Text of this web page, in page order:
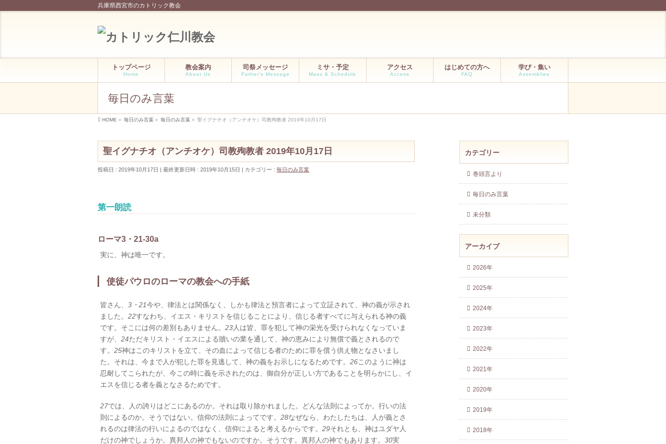
兵庫県西宮市のカトリック教会
トップページ
Home
教会案内
About Us
司祭メッセージ
Father’s Message
ミサ・予定
Mass & Schedule
アクセス
Access
はじめての方へ
FAQ
学び・集い
Assemblies
毎日のみ言葉
HOME » 毎日のみ言葉 » 毎日のみ言葉 » 聖イグナチオ（アンチオケ）司教殉教者 2019年10月17日
聖イグナチオ（アンチオケ）司教殉教者 2019年10月17日
投稿日 : 2019年10月17日 最終更新日時 : 2019年10月15日 カテゴリー : 毎日のみ言葉
第一朗読
ローマ3・21-30a
実に、神は唯一です。
使徒パウロのローマの教会への手紙
皆さん、 3・21今や、律法とは関係なく、しかも律法と預言者によって立証されて、神の義が示され
ました。 22すなわち、イエス・キリストを信じることにより、信じる者すべてに与えられる神の義
です。そこには何の差別もありません。 23人は皆、罪を犯して神の栄光を受けられなくなっていま
すが、 24ただキリスト・イエスによる贖いの業を通して、神の恵みにより無償で義とされるので
す。 25神はこのキリストを立て、その血によって信じる者のために罪を償う供え物となさいまし
た。それは、今まで人が犯した罪を見逃して、神の義をお示しになるためです。 26このように神は
忍耐してこられたが、今この時に義を示されたのは、御自分が正しい方であることを明らかにし、イ
エスを信じる者を義となさるためです。
27では、人の誇りはどこにあるのか。それは取り除かれました。どんな法則によってか。行いの法
則によるのか。そうではない。信仰の法則によってです。 28なぜなら、わたしたちは、人が義とさ
れるのは律法の行いによるのではなく、信仰によると考えるからです。 29それとも、神はユダヤ人
だけの神でしょうか。異邦人の神でもないのですか。そうです。異邦人の神でもあります。 30実
カテゴリー
巻頭言より
毎日のみ言葉
未分類
アーカイブ
2026年
2025年
2024年
2023年
2022年
2021年
2020年
2019年
2018年